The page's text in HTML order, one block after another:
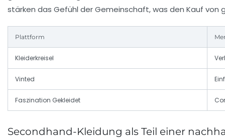
stärken das Gefühl der Gemeinschaft, was den Kauf
Plattform
Kleiderkreisel
Vinted
Faszination Gekleidet
Secondhand-Kleidung als Teil einer